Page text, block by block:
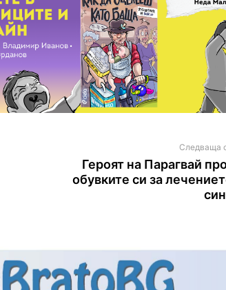
Следваща
Героят на Парагвай
обувките си за